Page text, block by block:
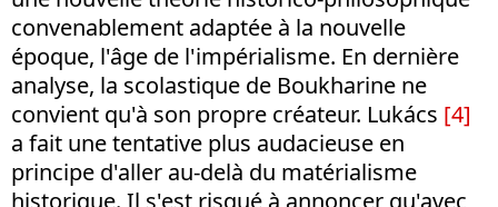
convenablement adaptée à la nouvelle
époque, l'âge de l'impérialisme. En dernière
analyse, la scolastique de Boukharine ne
convient qu'à son propre créateur. Lukács [4]
a fait une tentative plus audacieuse en
principe d'aller au-delà du matérialisme
historique. Il s'est risqué à annoncer qu'avec